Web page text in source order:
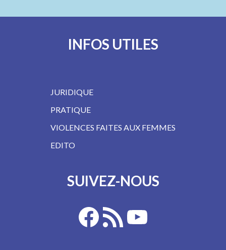
INFOS UTILES
JURIDIQUE
PRATIQUE
VIOLENCES FAITES AUX FEMMES
EDITO
SUIVEZ-NOUS